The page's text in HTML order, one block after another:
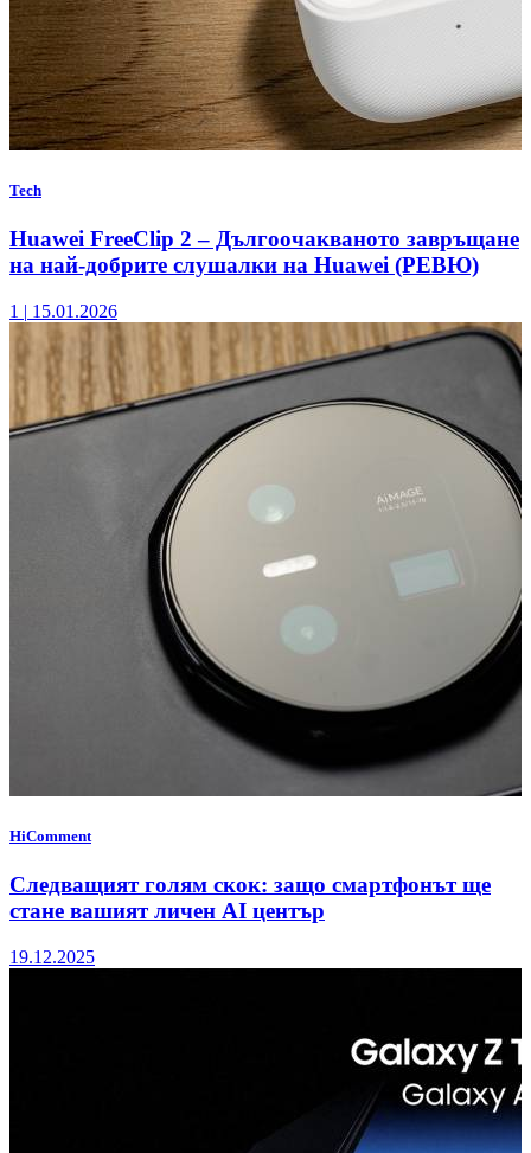
Tech
Huawei FreeClip 2 – Дългоочакваното завръщане
на най-добрите слушалки на Huawei (РЕВЮ)
1 | 15.01.2026
HiComment
Следващият голям скок: защо смартфонът ще
стане вашият личен AI център
19.12.2025